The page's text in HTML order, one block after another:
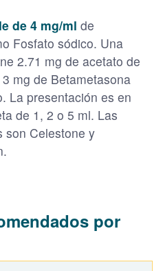
de 4 mg/ml de
Fosfato sódico. Una
2.71 mg de acetato de
mg de Betametasona
La presentación es en
de 1, 2 o 5 ml. Las
son Celestone y
por